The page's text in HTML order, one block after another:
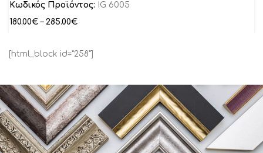
Κωδικός Προϊόντος:
IG 6005
180.00€ – 285.00€
[html_block id="258"]